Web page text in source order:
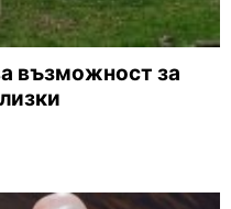
възможност за